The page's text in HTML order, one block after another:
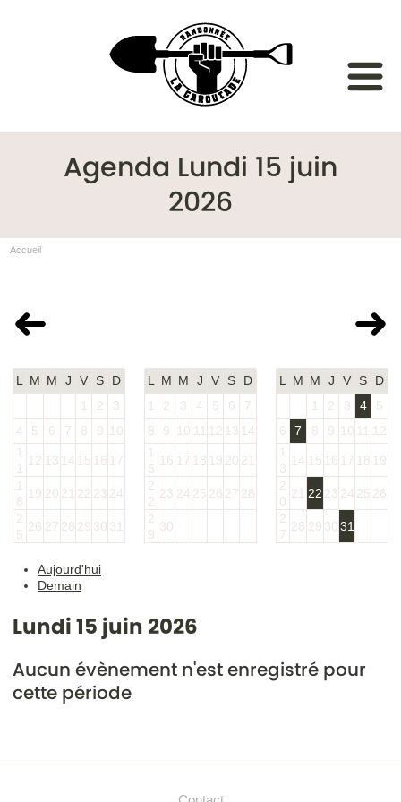
Agenda Lundi 15 juin
2026
Accueil
Mai 2026
L M M J V S
D
1
2
3
4
5 6 7 8 9 10
1
1
12 13 14 15 16 17
1
8
19 20 21 22 23 24
2
5
26 27 28 29 30 31
L M M J V S
D
1
2 3 4 5 6
7
8
9 10 11 12 13 14
1
5
16 17 18 19 20 21
2
2
23 24 25 26 27 28
2
9
30
Juillet 2026
L M M J V S
D
1
2 3 4
5
6
7 8 9 10 11 12
1
3
14 15 16 17 18 19
2
0
21 22 23 24 25 26
2
7
28 29 3031
Aujourd'hui
Demain
Lundi 15 juin 2026
Aucun évènement n'est enregistré pour
cette période